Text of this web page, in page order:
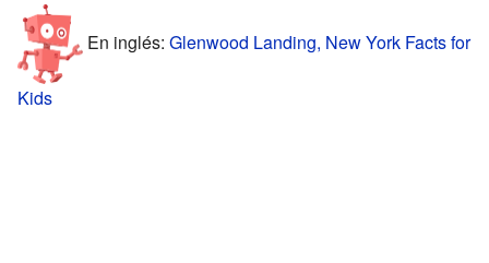
En inglés: Glenwood Landing, New York Facts for
Kids